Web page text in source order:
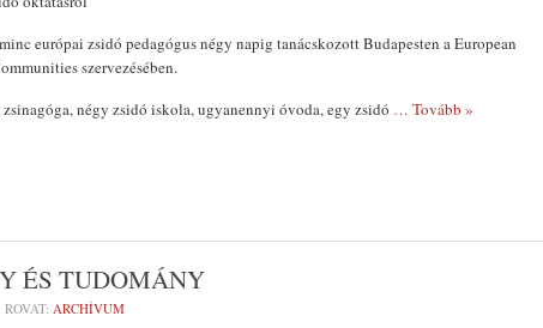
európai zsidó pedagógus négy napig tanácskozott Budapesten a European
szervezésében.
négy zsidó isko­la, ugyanennyi óvoda, egy zsidó … Tovább »
ÉS TUDOMÁNY
ROVAT: ARCHÍVUM